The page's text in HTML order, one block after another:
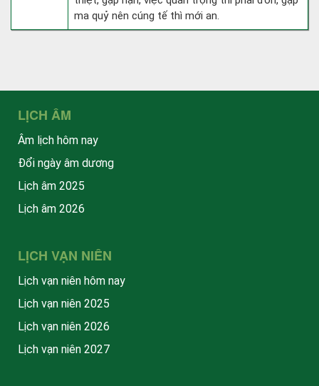
ma quỷ nên cúng tế thì mới an.
LỊCH ÂM
Âm lịch hôm nay
Đổi ngày âm dương
Lịch âm 2025
Lịch âm 2026
LỊCH VẠN NIÊN
Lịch vạn niên hôm nay
Lịch vạn niên 2025
Lịch vạn niên 2026
Lịch vạn niên 2027